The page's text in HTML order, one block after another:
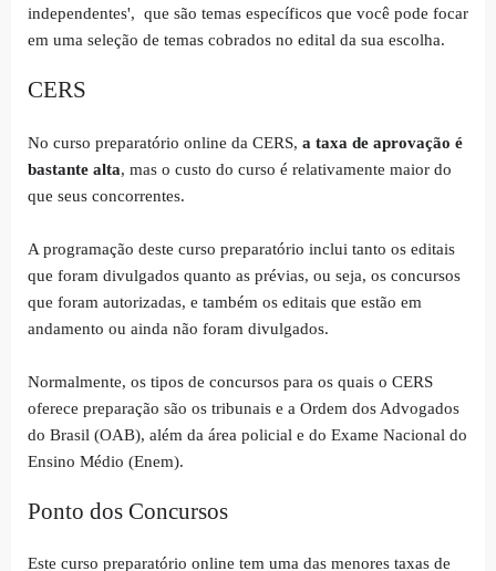
independentes', que são temas específicos que você pode focar
em uma seleção de temas cobrados no edital da sua escolha.
CERS
No curso preparatório online da CERS, a taxa de aprovação é
bastante alta, mas o custo do curso é relativamente maior do
que seus concorrentes.
A programação deste curso preparatório inclui tanto os editais
que foram divulgados quanto as prévias, ou seja, os concursos
que foram autorizadas, e também os editais que estão em
andamento ou ainda não foram divulgados.
Normalmente, os tipos de concursos para os quais o CERS
oferece preparação são os tribunais e a Ordem dos Advogados
do Brasil (OAB), além da área policial e do Exame Nacional do
Ensino Médio (Enem).
Ponto dos Concursos
Este curso preparatório online tem uma das menores taxas de